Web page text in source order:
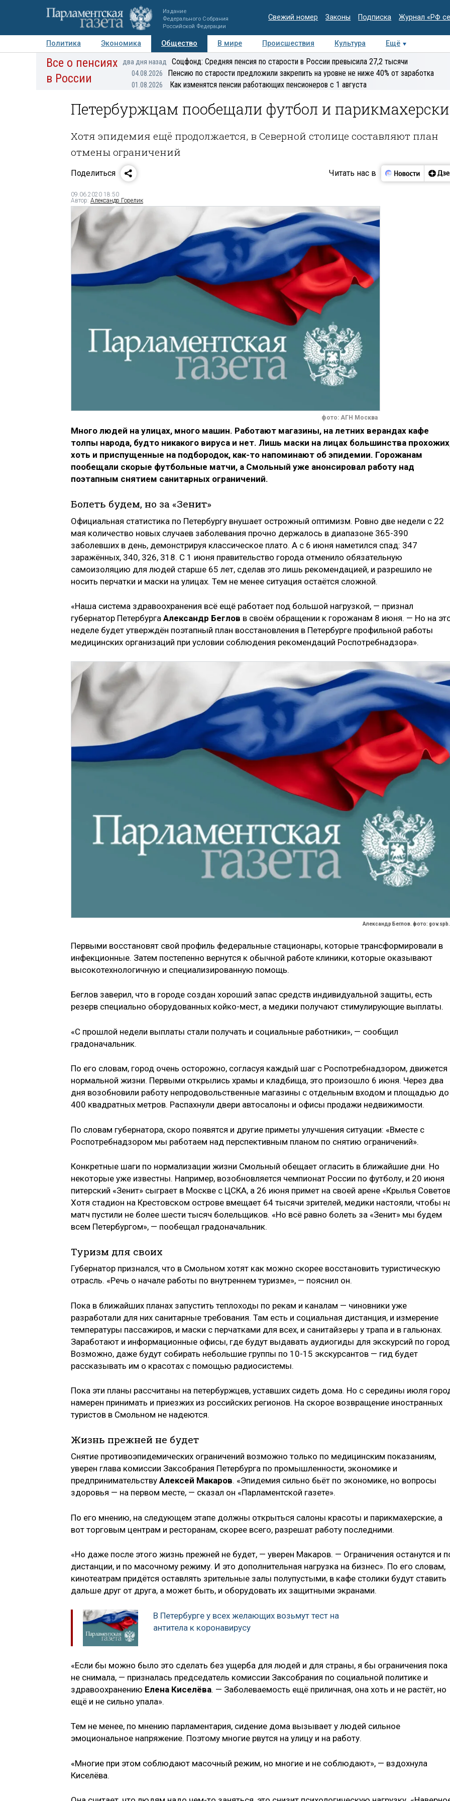
Издание
Федерального Собрания
Российской Федерации
Свежий номер Законы Подписка Журнал «РФ
Политика Экономика Общество В мире Происшествия Культура
Ещё
Авторы Персоны Мнения Регионы Медиацентр Интервью Колумнисты
Все о пенсиях
в России
два дня назад Соцфонд: Средняя пенсия по старости в России превысила 27,2 тысячи
04.08.2026 Пенсию по старости предложили закрепить на уровне не ниже 40% от заработка
01.08.2026 Как изменятся пенсии работающих пенсионеров с 1 августа
Петербуржцам пообещали футбол и
Хотя эпидемия ещё продолжается, в Северной столице составляют план
отмены ограничений
Поделиться Читать нас в
09.06.2020 18:50
Автор: Александр Горелик
фото: АГН Москва
Много людей на улицах, много машин. Работают магазины, на летних верандах кафе
толпы народа, будто никакого вируса и нет. Лишь маски на лицах большинства
хоть и приспущенные на подбородок, как-то напоминают об эпидемии. Горожанам
пообещали скорые футбольные матчи, а Смольный уже анонсировал работу над
поэтапным снятием санитарных ограничений.
Болеть будем, но за «Зенит»
Официальная статистика по Петербургу внушает острожный оптимизм. Ровно две недели с 22
мая количество новых случаев заболевания прочно держалось в диапазоне 365-390
заболевших в день, демонстрируя классическое плато. А с 6 июня наметился спад: 347
заражённых, 340, 326, 318. С 1 июня правительство города отменило обязательную
самоизоляцию для людей старше 65 лет, сделав это лишь рекомендацией, и разрешило не
носить перчатки и маски на улицах. Тем не менее ситуация остаётся сложной.
«Наша система здравоохранения всё ещё работает под большой нагрузкой, — признал
губернатор Петербурга Александр Беглов в своём обращении к горожанам 8 июня. — Но на
неделе будет утверждён поэтапный план восстановления в Петербурге профильной работы
медицинских организаций при условии соблюдения рекомендаций Роспотребнадзора».
Александр Беглов. фото:
Первыми восстановят свой профиль федеральные стационары, которые трансформировали в
инфекционные. Затем постепенно вернутся к обычной работе клиники, которые оказывают
высокотехнологичную и специализированную помощь.
Беглов заверил, что в городе создан хороший запас средств индивидуальной защиты, есть
резерв специально оборудованных койко-мест, а медики получают стимулирующие выплаты.
«С прошлой недели выплаты стали получать и социальные работники», — сообщил
градоначальник.
По его словам, город очень осторожно, согласуя каждый шаг с Роспотребнадзором, движется
нормальной жизни. Первыми открылись храмы и кладбища, это произошло 6 июня. Через два
дня возобновили работу непродовольственные магазины с отдельным входом и площадью до
400 квадратных метров. Распахнули двери автосалоны и офисы продажи недвижимости.
По словам губернатора, скоро появятся и другие приметы улучшения ситуации: «Вместе с
Роспотребнадзором мы работаем над перспективным планом по снятию ограничений».
Конкретные шаги по нормализации жизни Смольный обещает огласить в ближайшие дни. Но
некоторые уже известны. Например, возобновляется чемпионат России по футболу, и 20 июня
питерский «Зенит» сыграет в Москве с ЦСКА, а 26 июня примет на своей арене «Крылья
Хотя стадион на Крестовском острове вмещает 64 тысячи зрителей, медики настояли, чтобы
матч пустили не более шести тысяч болельщиков. «Но всё равно болеть за «Зенит» мы будем
всем Петербургом», — пообещал градоначальник.
Туризм для своих
Губернатор признался, что в Смольном хотят как можно скорее восстановить туристическую
отрасль. «Речь о начале работы по внутреннем туризме», — пояснил он.
Пока в ближайших планах запустить теплоходы по рекам и каналам — чиновники уже
разработали для них санитарные требования. Там есть и социальная дистанция, и измерение
температуры пассажиров, и маски с перчатками для всех, и санитайзеры у трапа и в гальюнах.
Заработают и информационные офисы, где будут выдавать аудиогиды для экскурсий по
Возможно, даже будут собирать небольшие группы по 10-15 экскурсантов — гид будет
рассказывать им о красотах с помощью радиосистемы.
Пока эти планы рассчитаны на петербуржцев, уставших сидеть дома. Но с середины июля
намерен принимать и приезжих из российских регионов. На скорое возвращение иностранных
туристов в Смольном не надеются.
Жизнь прежней не будет
Снятие противоэпидемических ограничений возможно только по медицинским показаниям,
уверен глава комиссии Заксобрания Петербурга по промышленности, экономике и
предпринимательству Алексей Макаров. «Эпидемия сильно бьёт по экономике, но вопросы
здоровья — на первом месте, — сказал он «Парламентской газете».
По его мнению, на следующем этапе должны открыться салоны красоты и парикмахерские, а
вот торговым центрам и ресторанам, скорее всего, разрешат работу последними.
«Но даже после этого жизнь прежней не будет, — уверен Макаров. — Ограничения останутся и
дистанции, и по масочному режиму. И это дополнительная нагрузка на бизнес». По его словам,
кинотеатрам придётся оставлять зрительные залы полупустыми, в кафе столики будут ставить
дальше друг от друга, а может быть, и оборудовать их защитными экранами.
В Петербурге у всех желающих возьмут тест на
антитела к коронавирусу
«Если бы можно было это сделать без ущерба для людей и для страны, я бы ограничения пока
не снимала, — призналась председатель комиссии Заксобрания по социальной политике и
здравоохранению Елена Киселёва. — Заболеваемость ещё приличная, она хоть и не растёт, но
ещё и не сильно упала».
Тем не менее, по мнению парламентария, сидение дома вызывает у людей сильное
эмоциональное напряжение. Поэтому многие рвутся на улицу и на работу.
«Многие при этом соблюдают масочный режим, но многие и не соблюдают», — вздохнула
Киселёва.